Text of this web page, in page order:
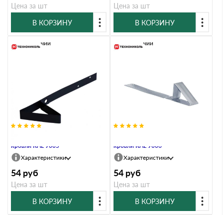
Цена за шт
В КОРЗИНУ
Цена за шт
В КОРЗИНУ
кровли RAL 9005
В наличии
Характеристики
54 руб
Цена за шт
В КОРЗИНУ
кровли RAL 9006
В наличии
Характеристики
54 руб
Цена за шт
В КОРЗИНУ